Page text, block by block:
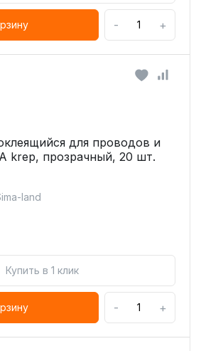
- +
для проводов и
krep, прозрачный, 20 шт.
land
Купить в 1 клик
- +